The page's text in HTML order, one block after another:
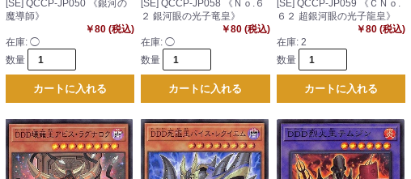
[SE] QCCP-JP050 《銀河の
魔導師》
￥80 (税込)
在庫: ◯
数量
カートに入れる
[SE] QCCP-JP058 《Ｎｏ.６
２ 銀河眼の光子竜皇》
￥80 (税込)
在庫:◯
数量
カートに入れる
[SE] QCCP-JP059 《ＣＮｏ.
６２ 超銀河眼の光子龍皇》
￥80 (税込)
在庫: 2
数量
カートに入れる